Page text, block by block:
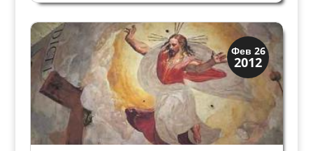
кирпичной кладки на колокольне и в атрио
перед входом в церковь. От примитивной
церквушки на этом месте сохранились...
Фев 26
2012
Скрытая Верона
Церкви